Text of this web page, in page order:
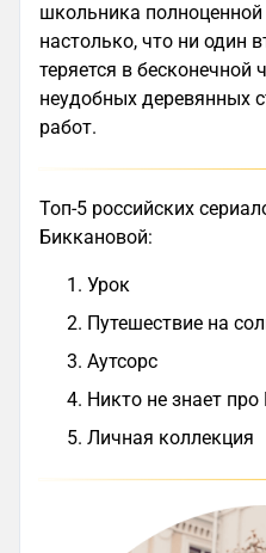
школьника полноценной
настолько, что ни один
теряется в бесконечной
неудобных деревянных
работ.
Топ-5 российских
Биккановой:
Урок
Путешествие на
Аутсорс
Никто не знает
Личная коллекция